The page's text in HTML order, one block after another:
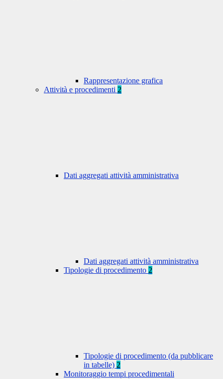
Rappresentazione grafica
Attività e procedimenti 2
Dati aggregati attività amministrativa
Dati aggregati attività amministrativa
Tipologie di procedimento 2
Tipologie di procedimento (da pubblicare
in tabelle) 2
Monitoraggio tempi procedimentali